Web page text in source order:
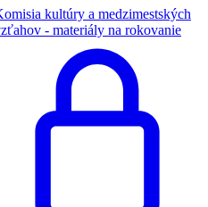
kultúry a medzimestských
- materiály na rokovanie